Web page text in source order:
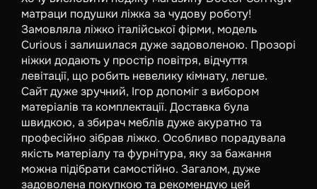
матраци подушки ліжка за чудову роботу!
Замовляла ліжко італійської фірми, модель
Curious і залишилася дуже задоволеною. Прозорі
ніжки додають у простір повітря, відчуття
левітації, що робить невелику кімнату, легше.
Сайт дуже зручний, Ігор допоміг з вибором
матеріалів та комплектації. Доставка була
швидкою, а збирач меблів дуже акуратно та
професійно зібрав ліжко. Особливо порадувала
якість матеріалу та фурнітура, яку за бажання
можна підібрати самостійно. Загалом, дуже
задоволена покупкою та рекомендую цей